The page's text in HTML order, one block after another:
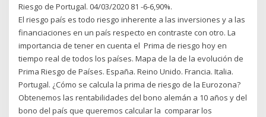
Riesgo de Portugal. 04/03/2020 81 -6-6,90%.
El riesgo país es todo riesgo inherente a las inversiones y a las
financiaciones en un país respecto en contraste con otro. La
importancia de tener en cuenta el Prima de riesgo hoy en
tiempo real de todos los países. Mapa de la de la evolución de
Prima Riesgo de Países. España. Reino Unido. Francia. Italia.
Portugal. ¿Cómo se calcula la prima de riesgo de la Eurozona?
Obtenemos las rentabilidades del bono alemán a 10 años y del
bono del país que queremos calcular la comparar los